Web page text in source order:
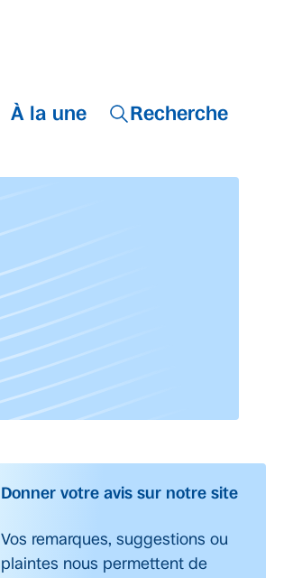
À la une Recherche
Donner votre avis sur notre site
Vos remarques, suggestions ou
plaintes nous permettent de